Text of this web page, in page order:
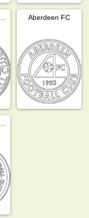
Aberdeen FC